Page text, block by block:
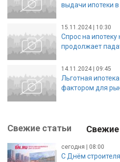
выдачи ипотеки в
15.11.2024 | 10:30
Спрос на
продолжает
14.11.2024 | 09:45
Льготная
фактором для
Свежие статьи Свежие
сегодня | 08:00
С Днём